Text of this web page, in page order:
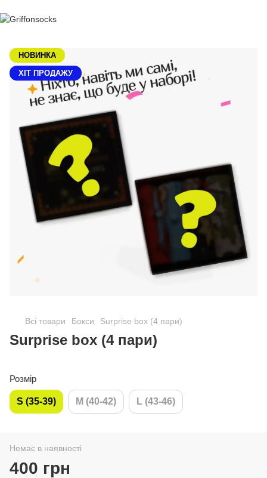
НОВИНКА
XIТ ПРОДАЖУ
Всі товари Бокси Surprise box (4 пари)
Surprise box (4 пари)
Розмір
S (35-39) M (40-42) L (43-46)
Немає в наявності
400 грн